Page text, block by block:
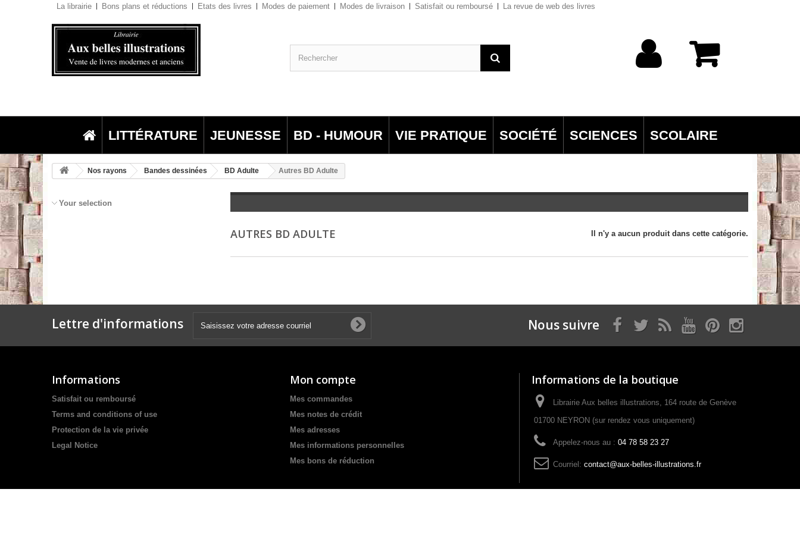
La librairie Bons plans et réductions Etats des livres Modes de paiement Modes de livraison Satisfait ou remboursé La revue de web des livres
LITTÉRATURE JEUNESSE BD - HUMOUR VIE PRATIQUE SOCIÉTÉ SCIENCES SCOLAIRE
Nos rayons Bandes dessinées BD Adulte Autres BD Adulte
Your selection
AUTRES BD ADULTE Il n'y a aucun produit dans cette catégorie.
Lettre d'informations Nous suivre
Informations
Satisfait ou remboursé
Terms and conditions of use
Protection de la vie privée
Legal Notice
Mon compte
Mes commandes
Mes notes de crédit
Mes adresses
Mes informations personnelles
Mes bons de réduction
Informations de la boutique
Librairie Aux belles illustrations, 164 route de Genève
01700 NEYRON (sur rendez vous uniquement)
Appelez-nous au : 04 78 58 23 27
Courriel: contact@aux-belles-illustrations.fr